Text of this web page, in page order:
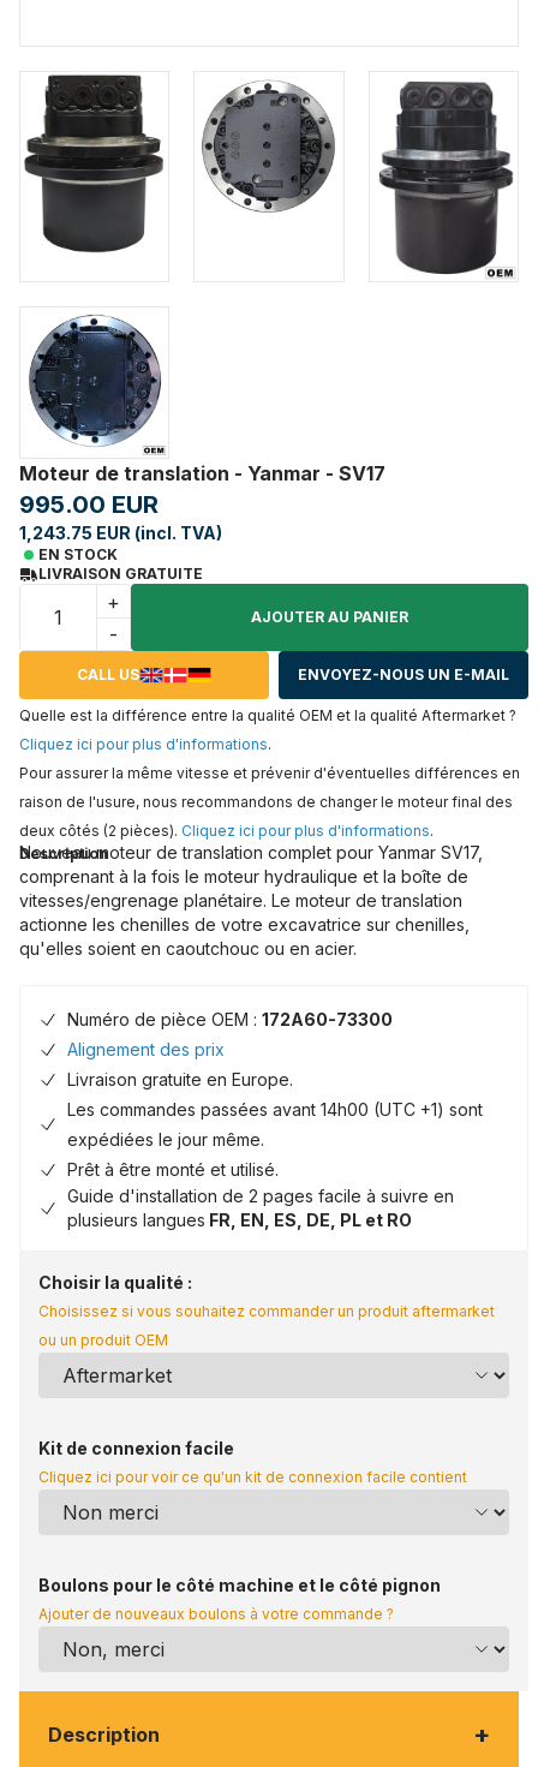
Moteur de translation - Yanmar - SV17
995.00 EUR
1,243.75 EUR (incl. TVA)
EN STOCK
LIVRAISON GRATUITE
+
-
AJOUTER AU PANIER
CALL US ENVOYEZ-NOUS UN E-MAIL
Quelle est la différence entre la qualité OEM et la qualité Aftermarket ?
Cliquez ici pour plus d'informations.
Pour assurer la même vitesse et prévenir d'éventuelles différences en
raison de l'usure, nous recommandons de changer le moteur final des
deux côtés (2 pièces). Cliquez ici pour plus d'informations.
Description
Nouveau moteur de translation complet pour Yanmar SV17,
comprenant à la fois le moteur hydraulique et la boîte de
vitesses/engrenage planétaire. Le moteur de translation
actionne les chenilles de votre excavatrice sur chenilles,
qu'elles soient en caoutchouc ou en acier.
Numéro de pièce OEM : 172A60-73300
Alignement des prix
Livraison gratuite en Europe.
Les commandes passées avant 14h00 (UTC +1) sont
expédiées le jour même.
Prêt à être monté et utilisé.
Guide d'installation de 2 pages facile à suivre en
plusieurs langues FR, EN, ES, DE, PL et RO
Choisir la qualité :
Choisissez si vous souhaitez commander un produit aftermarket
ou un produit OEM
Kit de connexion facile
Cliquez ici pour voir ce qu'un kit de connexion facile contient
Boulons pour le côté machine et le côté pignon
Ajouter de nouveaux boulons à votre commande ?
Description +